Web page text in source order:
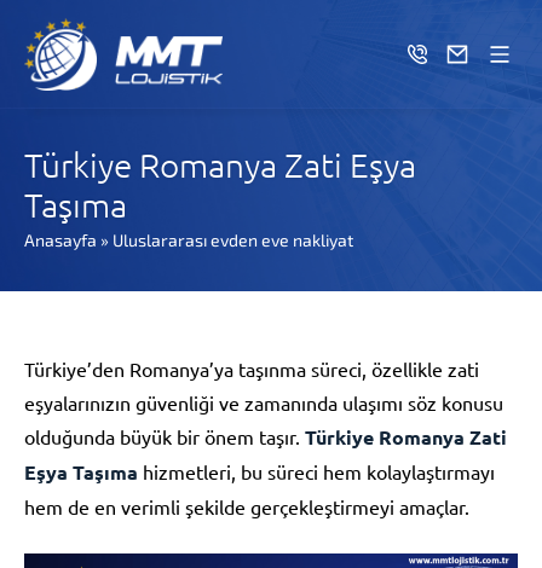
Türkiye Romanya Zati Eşya
Taşıma
Anasayfa » Uluslararası evden eve nakliyat
Türkiye’den Romanya’ya taşınma süreci, özellikle zati
eşyalarınızın güvenliği ve zamanında ulaşımı söz konusu
olduğunda büyük bir önem taşır. Türkiye Romanya Zati
Eşya Taşıma hizmetleri, bu süreci hem kolaylaştırmayı
hem de en verimli şekilde gerçekleştirmeyi amaçlar.